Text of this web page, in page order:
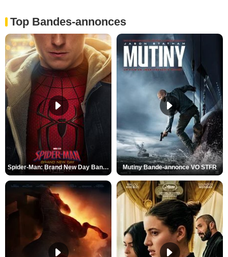
Top Bandes-annonces
Spider-Man: Brand New Day Bande-annonce VO STFR Mutiny Bande-annonce VO STFR